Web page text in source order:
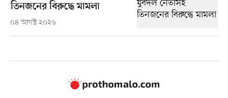
তিনজনের বিরুদ্ধে মামলা
০৪ আগস্ট ২০২৬